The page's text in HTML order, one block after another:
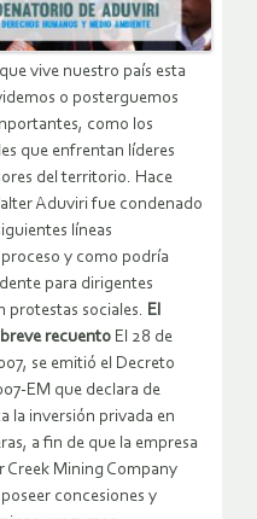
vive nuestro país esta
o posterguemos
como los
que enfrentan líderes
del territorio. Hace
Aduviri fue condenado
líneas
y como podría
para dirigentes
protestas sociales. El
recuento El 28 de
se emitió el Decreto
EM que declara de
la inversión privada en
a fin de que la empresa
Creek Mining Company
concesiones y